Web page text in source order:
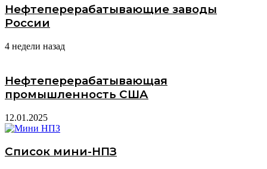
Нефтеперерабатывающие заводы
России
4 недели назад
Нефтеперерабатывающая
промышленность США
12.01.2025
Список мини-НПЗ